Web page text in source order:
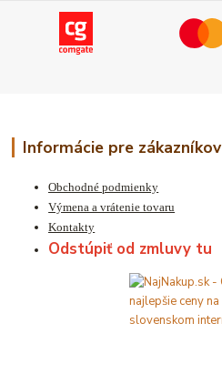
Informácie pre zákazníkov
Obchodné podmienky
Výmena a vrátenie tovaru
Kontakty
Odstúpiť od zmluvy tu